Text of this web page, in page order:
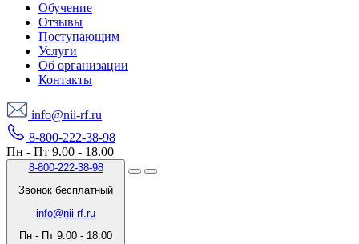
Обучение
Отзывы
Поступающим
Услуги
Об организации
Контакты
info@nii-rf.ru
8-800-222-38-98
Пн - Пт 9.00 - 18.00
8-800-222-38-98
Звонок бесплатный
info@nii-rf.ru
Пн - Пт 9.00 - 18.00